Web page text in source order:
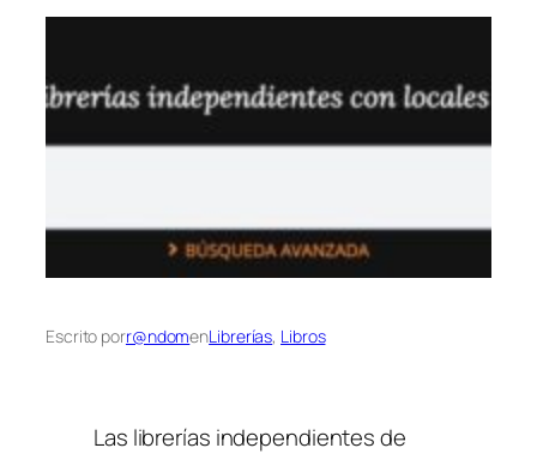
Escrito porr@ndomenLibrerías, Libros
Las librerías independientes de